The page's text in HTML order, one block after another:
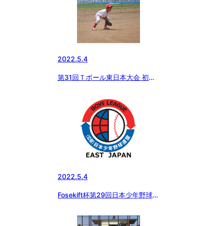
2022.5.4
第31回Ｔボール東日本大会 初日
2022.5.4
Fosekift杯第29回日本少年野球東
経過（5/4）